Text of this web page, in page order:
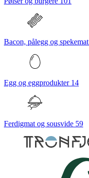
Bacon, pålegg og spekemat
Egg og eggprodukter 14
Ferdigmat og sousvide 59